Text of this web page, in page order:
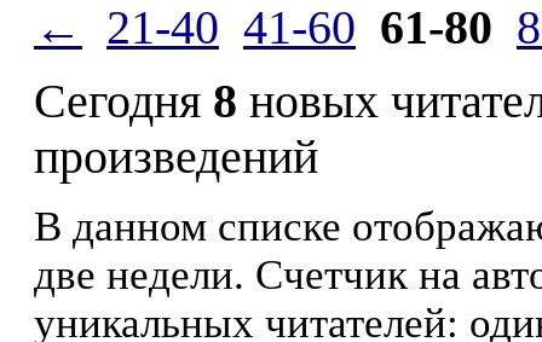
← 21-40 41-60 61-80
Сегодня 8 новых
произведений
В данном списке
две недели. Счетчик на
уникальных читателей: